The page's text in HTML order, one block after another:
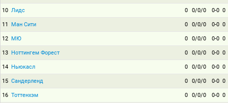
10 Лидс 0 0/0/0 0-0 0
11 Ман Сити 0 0/0/0 0-0 0
12 МЮ 0 0/0/0 0-0 0
13 Ноттингем Форест 0 0/0/0 0-0 0
14 Ньюкасл 0 0/0/0 0-0 0
15 Сандерленд 0 0/0/0 0-0 0
16 Тоттенхэм 0 0/0/0 0-0 0